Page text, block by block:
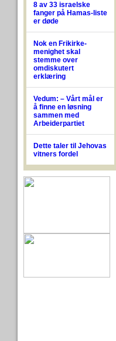
8 av 33 israelske
fanger på Hamas-liste
er døde
Nok en Frikirke-
menighet skal
stemme over
omdiskutert
erklæring
Vedum: – Vårt mål er
å finne en løsning
sammen med
Arbeiderpartiet
Dette taler til Jehovas
vitners fordel